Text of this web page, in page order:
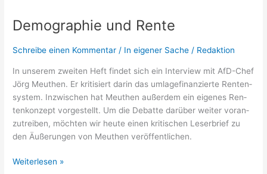
Demographie und Rente
Schreibe einen Kommentar / In eigener Sache / Redaktion
In unse­rem zwei­ten Heft fin­det sich ein Inter­view mit AfD-Chef
Jörg Meu­then. Er kri­ti­siert dar­in das umla­ge­fi­nan­zier­te Ren­ten­
sys­tem. Inzwi­schen hat Meu­then außer­dem ein eige­nes Ren­
ten­kon­zept vor­ge­stellt. Um die Debat­te dar­über wei­ter vor­an­
zu­trei­ben, möch­ten wir heu­te einen kri­ti­schen Leser­brief zu
den Äuße­run­gen von Meu­then veröffentlichen.
Weiterlesen »